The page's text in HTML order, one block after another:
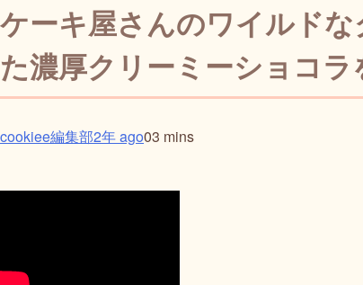
ケーキ屋さんのワイルド
た濃厚クリーミーショコ
cookiee編集部2年 ago03 mins